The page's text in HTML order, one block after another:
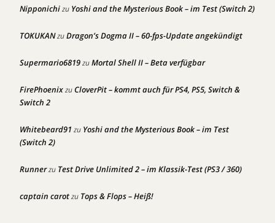
Nipponichizu Yoshi and the Mysterious Book – im Test (Switch 2)
TOKUKANzuDragon’s Dogma II – 60-fps-Update angekündigt
Supermario6819zuMortal Shell II – Beta verfügbar
FirePhoenixzuCloverPit – kommt auch für PS4, PS5, Switch &
Switch 2
Whitebeard91 zu Yoshi and the Mysterious Book – im Test
(Switch 2)
Runnerzu Test Drive Unlimited 2 – im Klassik-Test (PS3 / 360)
captain carotzu Tops & Flops – Heiß!